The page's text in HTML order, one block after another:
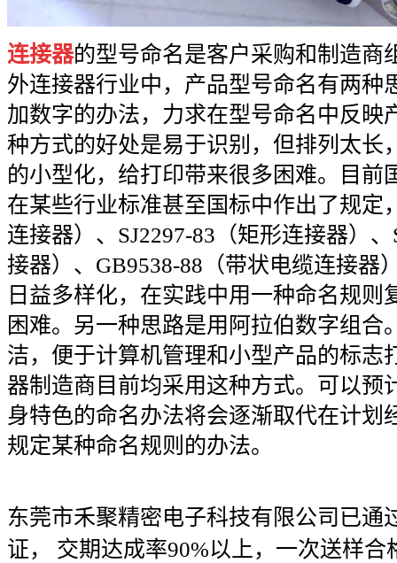
连接器的型号命名是客户采购和制造商
外连接器行业中，产品型号命名有两种
加数字的办法，力求在型号命名中反映
种方式的好处是易于识别，但排列太长
的小型化，给打印带来很多困难。目前
在某些行业标准甚至国标中作出了规定
连接器）、SJ2297-83（矩形连接器）
接器）、GB9538-88（带状电缆连接器
日益多样化，在实践中用一种命名规则
困难。另一种思路是用阿拉伯数字组合
洁，便于计算机管理和小型产品的标志
器制造商目前均采用这种方式。可以预
身特色的命名办法将会逐渐取代在计划
规定某种命名规则的办法。
东莞市禾聚精密电子科技有限公司已通
证， 交期达成率90%以上，一次送样合